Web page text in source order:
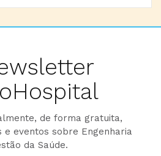
de forma gratuita,
e eventos sobre Engenharia
da Saúde.